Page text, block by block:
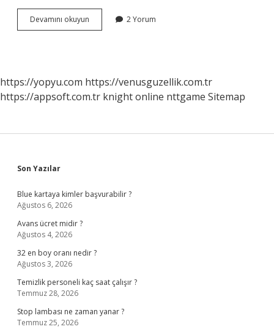
Devamını okuyun Böbrekler
Günde
2 Yorum
https://yopyu.com https://venusguzellik.com.tr
https://appsoft.com.tr knight online nttgame Sitemap
Sidebar
Son Yazılar
Blue kartaya kimler başvurabilir ?
Ağustos 6, 2026
Avans ücret midir ?
Ağustos 4, 2026
32 en boy oranı nedir ?
Ağustos 3, 2026
Temizlik personeli kaç saat çalışır ?
Temmuz 28, 2026
Stop lambası ne zaman yanar ?
Temmuz 25, 2026